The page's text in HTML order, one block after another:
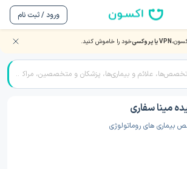
ورود / ثبت نام
VPN یا پروکسی خود را خاموش کنید. /دکتر روماتولوژی مرند/دکتر سیده مینا سفاری
مینا سفاری
های روماتولوژی